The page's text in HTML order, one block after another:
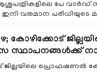
പേ വാർഡ്
വരുമാന പരിധിയുടെ
കോഴിക്കോട്
സ്ഥാപനങ്ങൾക്ക്
ജില്ലയിലെ പ്രൊഫഷണൽ